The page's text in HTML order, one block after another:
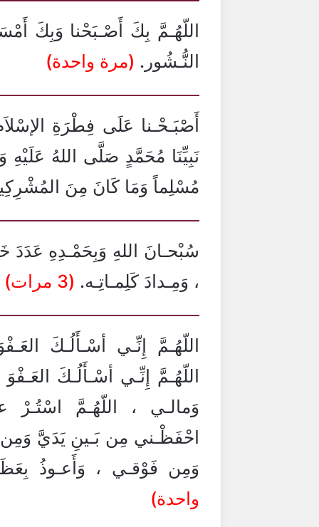
اللّهُـمَّ بِكَ أَصْـبَحْنا وَبِكَ
النُّـشُور. (مرة واحدة)
أَصْبَـحْـنا عَلَى فِطْرَةِ
نَبِيِّنَا مُحَمَّدٍ صَلَّى اللهُ عَلَيْهِ
مُسْلِماً وَمَا كَانَ مِنَ
سُبْحـانَ اللهِ وَبِحَمْـدِهِ عَدَدَ
، وَمِـدادَ كَلِمـاتِـه. (3 مرات)
اللّهُـمَّ إِنِّـي أسْـأَلُـكَ
اللّهُـمَّ إِنِّـي أسْـأَلُـكَ
وَمالـي ، اللّهُـمَّ اسْتُـرْ
احْفَظْـني مِن بَـينِ يَدَيَّ
وَمِن فَوْقـي ، وَأَعـوذُ
واحدة)